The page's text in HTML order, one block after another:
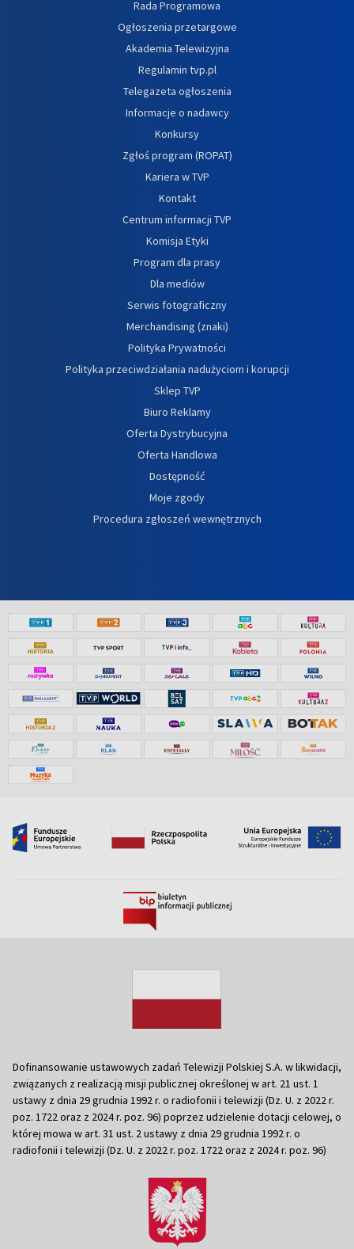
Rada Programowa
Ogłoszenia przetargowe
Akademia Telewizyjna
Regulamin tvp.pl
Telegazeta ogłoszenia
Informacje o nadawcy
Konkursy
Zgłoś program (ROPAT)
Kariera w TVP
Kontakt
Centrum informacji TVP
Komisja Etyki
Program dla prasy
Dla mediów
Serwis fotograficzny
Merchandising (znaki)
Polityka Prywatności
Polityka przeciwdziałania nadużyciom i korupcji
Sklep TVP
Biuro Reklamy
Oferta Dystrybucyjna
Oferta Handlowa
Dostępność
Moje zgody
Procedura zgłoszeń wewnętrznych
Dofinansowanie ustawowych zadań Telewizji Polskiej S.A. w likwidacji,
związanych z realizacją misji publicznej określonej w art. 21 ust. 1
ustawy z dnia 29 grudnia 1992 r. o radiofonii i telewizji (Dz. U. z 2022 r.
poz. 1722 oraz z 2024 r. poz. 96) poprzez udzielenie dotacji celowej, o
której mowa w art. 31 ust. 2 ustawy z dnia 29 grudnia 1992 r. o
radiofonii i telewizji (Dz. U. z 2022 r. poz. 1722 oraz z 2024 r. poz. 96)